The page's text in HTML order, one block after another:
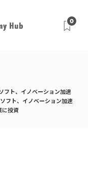
0
フト、イノベーション加速
フト、イノベーション加速
に投資